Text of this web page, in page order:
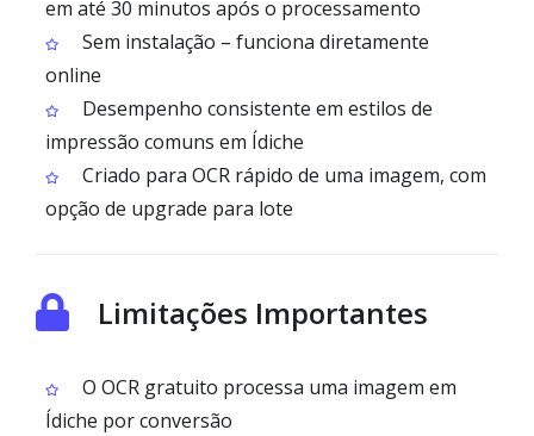
em até 30 minutos após o processamento
Sem instalação – funciona diretamente
online
Desempenho consistente em estilos de
impressão comuns em Ídiche
Criado para OCR rápido de uma imagem, com
opção de upgrade para lote
Limitações Importantes
O OCR gratuito processa uma imagem em
Ídiche por conversão